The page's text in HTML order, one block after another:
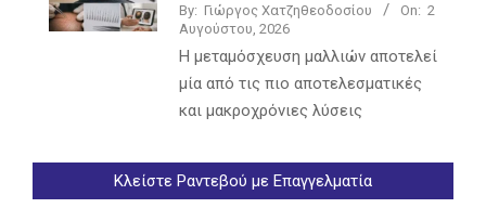
By: Γιώργος Χατζηθεοδοσίου On: 2
Αυγούστου, 2026
Η μεταμόσχευση μαλλιών αποτελεί
μία από τις πιο αποτελεσματικές
και μακροχρόνιες λύσεις
Κλείστε Ραντεβού με Επαγγελματία